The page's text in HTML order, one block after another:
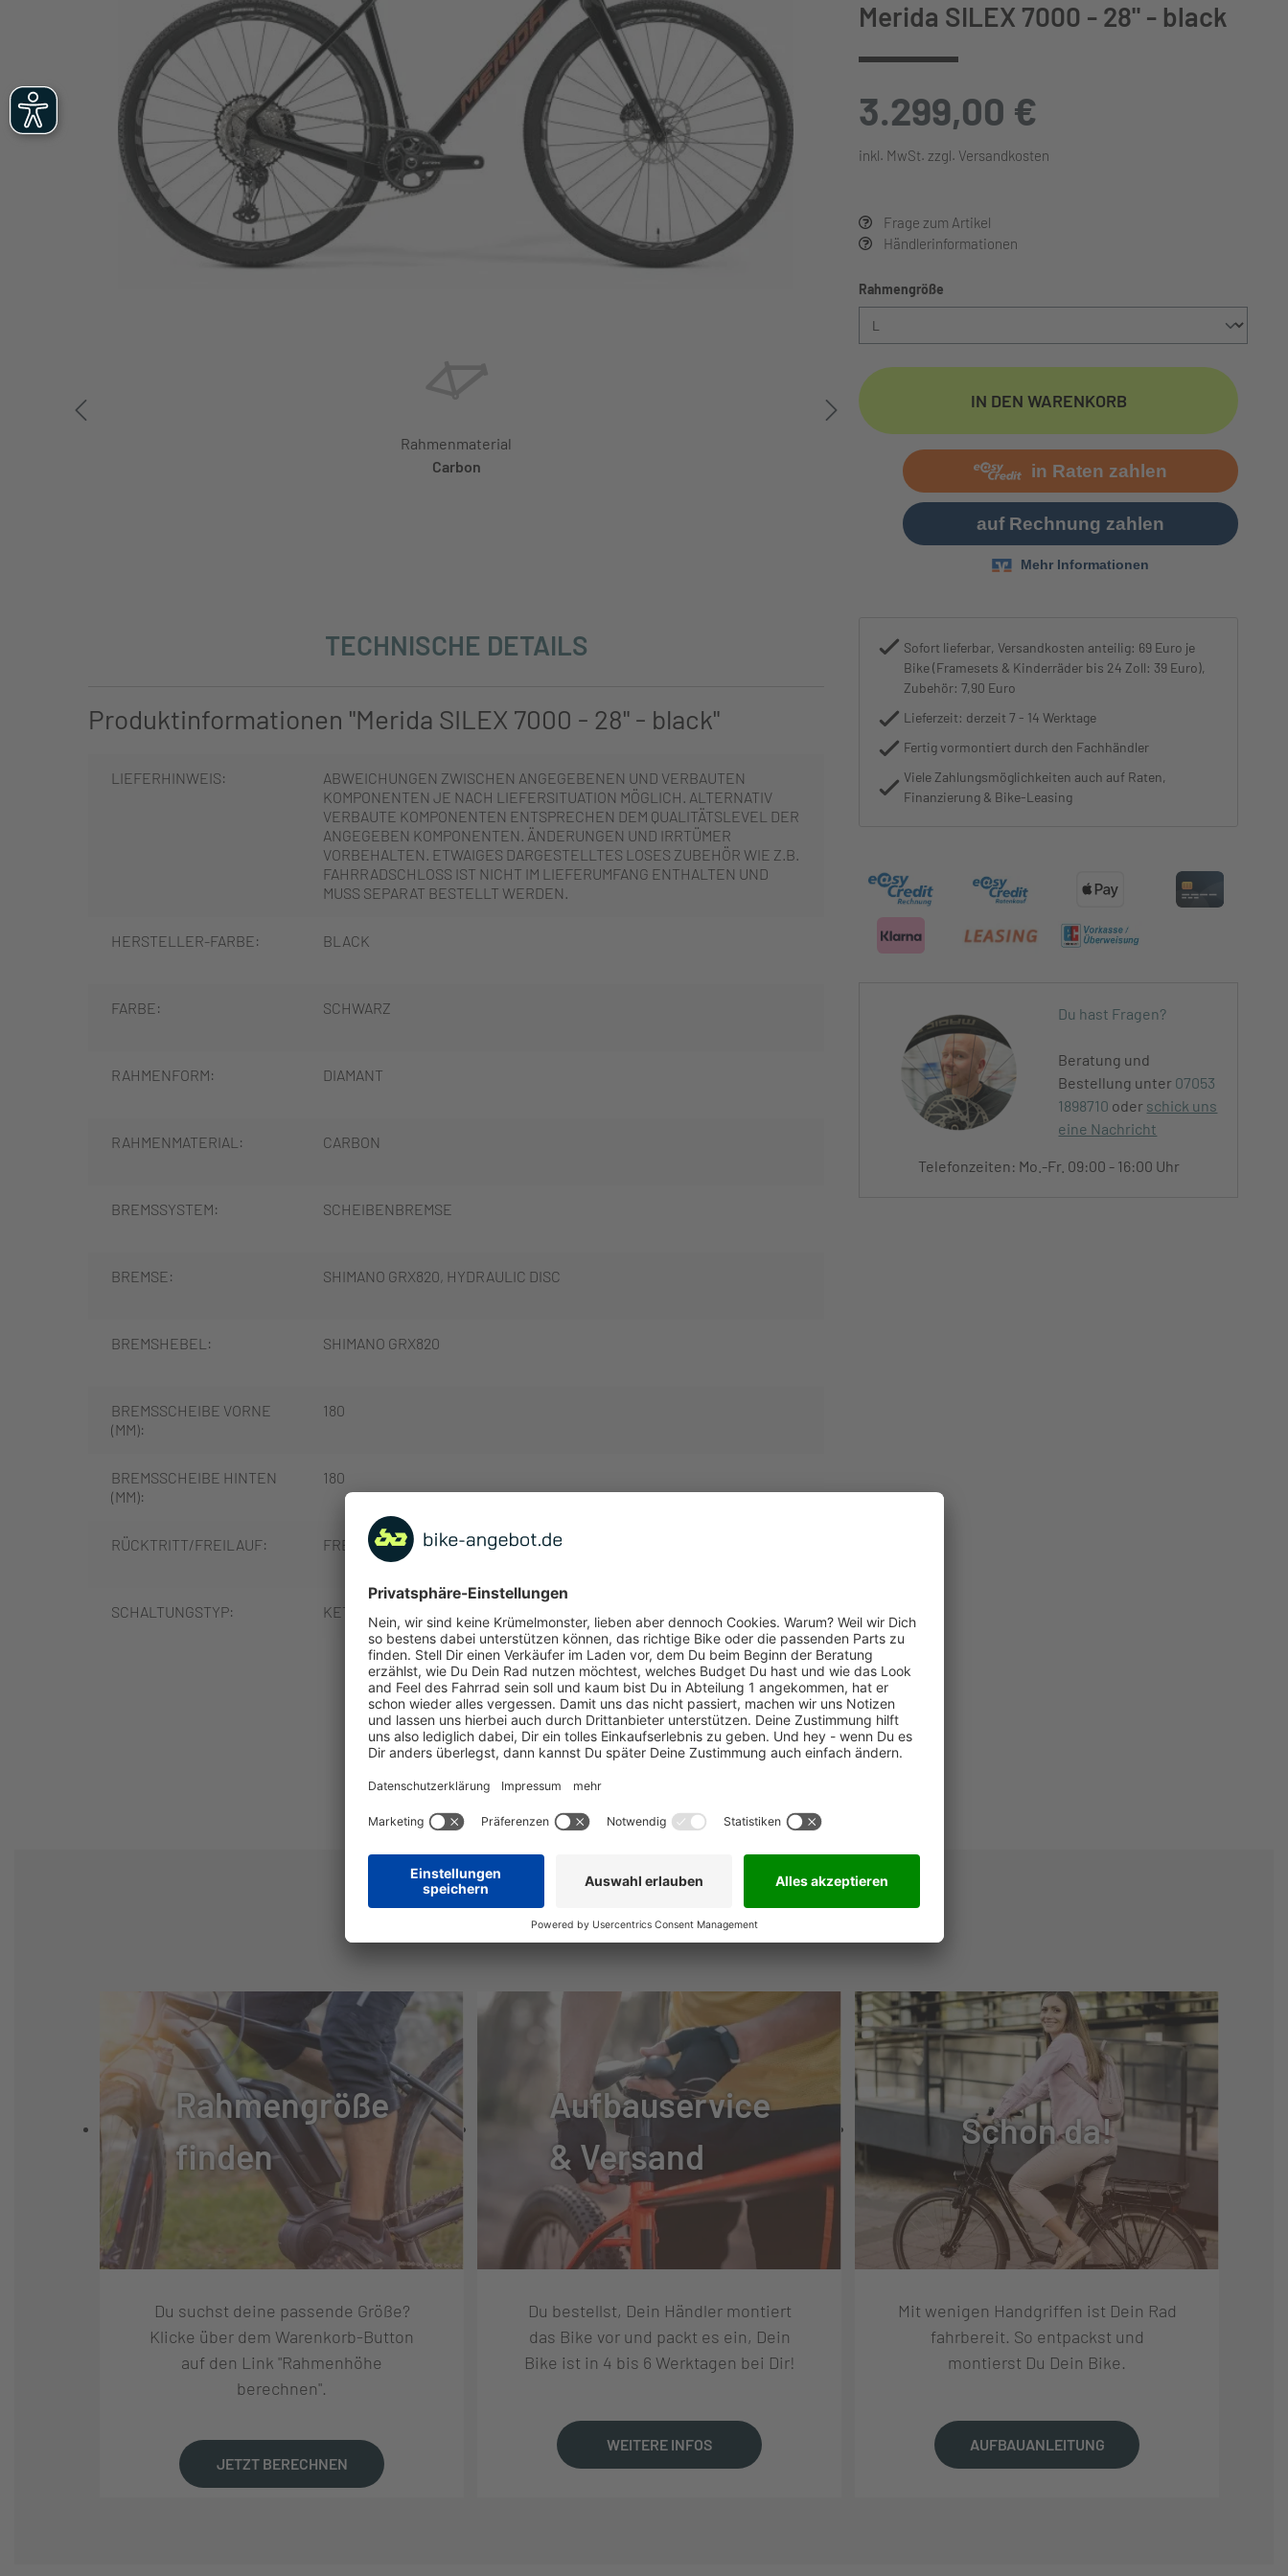
Rahmenmaterial
Carbon
Shimano GRX820,
Merida SILEX 7000 - 28" - black
3.299,00 €
inkl. MwSt. zzgl. Versandkosten
Frage zum Artikel
Händlerinformationen
Rahmengröße
IN DEN WARENKORB
Sofort lieferbar, Versandkosten anteilig: 69 Euro je
Bike (Framesets & Kinderräder bis 24 Zoll: 39 Euro),
Zubehör: 7,90 Euro
Lieferzeit: derzeit 7 - 14 Werktage
Fertig vormontiert durch den Fachhändler
Viele Zahlungsmöglichkeiten auch auf Raten,
Finanzierung & Bike-Leasing
Du hast Fragen?
Beratung und
Bestellung unter 07053
1898710 oder schick uns
eine Nachricht
Telefonzeiten: Mo.-Fr. 09:00 - 16:00 Uhr
TECHNISCHE DETAILS
Produktinformationen "Merida SILEX 7000 - 28" - black"
LIEFERHINWEIS:
ABWEICHUNGEN ZWISCHEN ANGEGEBENEN UND VERBAUTEN
KOMPONENTEN JE NACH LIEFERSITUATION MÖGLICH. ALTERNATIV
VERBAUTE KOMPONENTEN ENTSPRECHEN DEM QUALITÄTSLEVEL DER
ANGEGEBEN KOMPONENTEN. ÄNDERUNGEN UND IRRTÜMER
VORBEHALTEN. ETWAIGES DARGESTELLTES LOSES ZUBEHÖR WIE Z.B.
FAHRRADSCHLOSS IST NICHT IM LIEFERUMFANG ENTHALTEN UND
MUSS SEPARAT BESTELLT WERDEN.
HERSTELLER-FARBE: BLACK
FARBE: SCHWARZ
RAHMENFORM: DIAMANT
RAHMENMATERIAL: CARBON
BREMSSYSTEM: SCHEIBENBREMSE
BREMSE: SHIMANO GRX820, HYDRAULIC DISC
BREMSHEBEL: SHIMANO GRX820
BREMSSCHEIBE VORNE
(MM):
180
BREMSSCHEIBE HINTEN
(MM):
180
RÜCKTRITT/FREILAUF: FREILAUF
SCHALTUNGSTYP: KETTENSCHALTUNG
SHIMANO
SHIMANO GRX822
SHIMANO GRX820
SHIMANO GRX820
KASSETTE: SHIMANO CS-M7100, 11-51 T
KETTE: SHIMANO M7100
MERIDA SILEX II CF2
SONSTIGE
LAUFRADSATZ: EASTON EA70 AX
MERIDA EXPERT GRII
MEHR ANZEIGEN
NÜTZLICHE INFOS
Rahmengröße
finden
Du suchst deine passende Größe?
Klicke über dem Warenkorb-Button
auf den Link "Rahmenhöhe
berechnen".
JETZT BERECHNEN
Aufbauservice
& Versand
Du bestellst, Dein Händler montiert
das Bike vor und packt es ein, Dein
Bike ist in 4 bis 6 Werktagen bei Dir!
WEITERE INFOS
Schon da!
Mit wenigen Handgriffen ist Dein Rad
fahrbereit. So entpackst und
montierst Du Dein Bike.
AUFBAUANLEITUNG